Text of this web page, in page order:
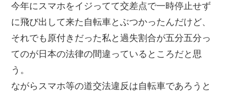
今年にスマホをイジってて交差点で一時停止せず
に飛び出して来た自転車とぶつかったんだけど、
それでも原付きだった私と過失割合が五分五分っ
てのが日本の法律の間違っているところだと思
う。
ながらスマホ等の道交法違反は自転車であろうと